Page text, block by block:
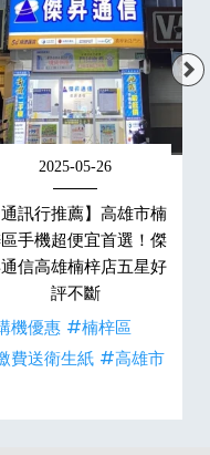
2025-05-26
通訊行推薦】高雄市楠
手機超便宜首選！傑
信高雄楠梓店五星好
評不斷
機優惠 #楠梓區
費送衛生紙 #高雄市